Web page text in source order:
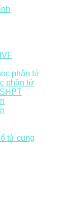
phân tử
phân tử
tử cung